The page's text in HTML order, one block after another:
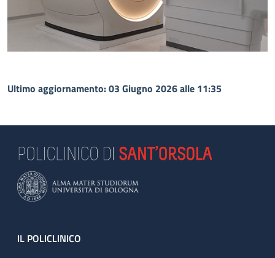
Ultimo aggiornamento: 03 Giugno 2026 alle 11:35
Footer
IL POLICLINICO